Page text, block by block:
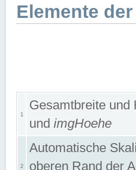
Elemente
1
Gesamtbreite
und imgHoehe
2
Automatische
oberen Rand der